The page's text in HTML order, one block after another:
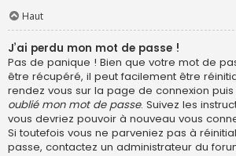
Haut
J’ai perdu mon mot de passe !
Pas de panique ! Bien que votre mot de
être récupéré, il peut facilement être
rendez vous sur la page de connexion
oublié mon mot de passe. Suivez les
vous devriez pouvoir à nouveau vous
Si toutefois vous ne parveniez pas à
passe, contactez un administrateur du